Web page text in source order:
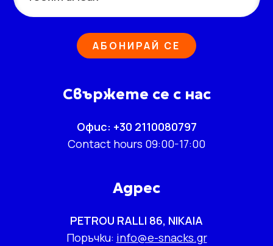
АБОНИРАЙ СЕ
Свържете се с нас
Офис: +30 2110080797
Contact hours 09:00-17:00
Адрес
PETROU RALLI 86, NIKAIA
Поръчки: info@e-snacks.gr